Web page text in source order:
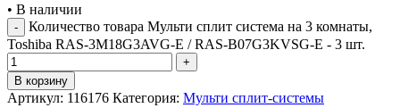
• В наличии
Количество товара Мульти сплит система на 3 комнаты,
Toshiba RAS-3M18G3AVG-E / RAS-B07G3KVSG-E - 3 шт.
В корзину
Артикул: 116176 Категория: Мульти сплит-системы